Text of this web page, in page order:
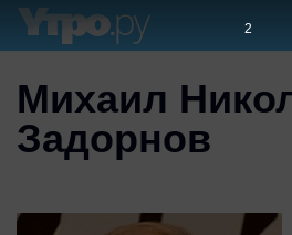
Михаил
Задорнов
1